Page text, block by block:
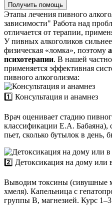
Получить помощь
Этапы лечения пивного
зависимости" Работа над
отличается от терапии,
У пивных алкоголиков
физическая «ломка», поэтому
психотерапии. В нашей
применяется эффективная
пивного алкоголизма:
1️⃣ Консультация и анамнез
Врач оценивает стадию
классификации Е.А. Бабаяна),
пьет, сколько бутылок в день,
2️⃣ Детоксикация на дому или
Выводим токсины (сивушные
хмеля). Капельница с
группы B, магнезией. Курс